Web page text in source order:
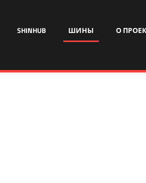
SHINHUB ШИНЫ О